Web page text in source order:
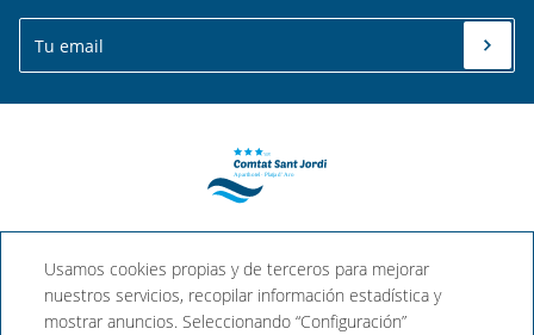
Aparthotel Comtat Sant
Jordi
Usamos cookies propias y de terceros para mejorar
nuestros servicios, recopilar información estadística y
mostrar anuncios. Seleccionando “Configuración”